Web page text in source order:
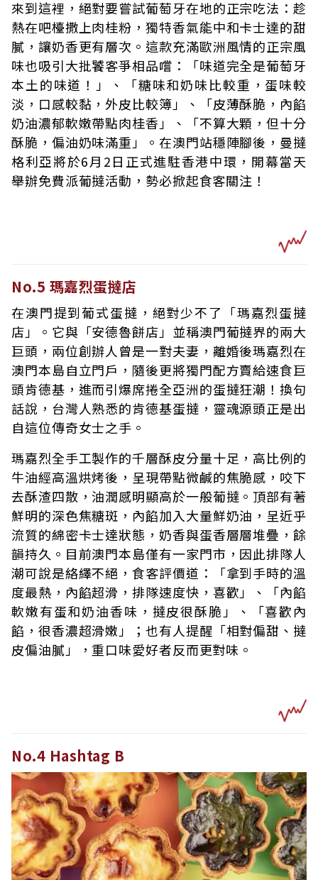
來到這裡，絕對要嘗試葡萄牙在地的正宗吃法：趁
熱在吧檯撒上肉桂粉，獨特香氣能中和卡士達的甜
膩，讓奶香更有層次。這款充滿歐洲風情的正宗風
味也吸引大批饕客爭相品嚐：「味道完全是葡萄牙
本土的味道！」、「糖味和奶味比較重，蛋味較
淡，口感較黏，外皮比較簿」、「皮薄酥脆，內餡
奶油濃郁軟嫩帶點肉桂香」、「不算大顆，但十分
酥脆，偏油奶味滿重」。在澳門站穩陣腳後，曼撻
格利亞將於6月2日正式進駐香港中環，開幕當天
舉辦免費派葡撻活動，勢必掀起食客關注！
No.5 瑪嘉烈蛋撻店
在澳門提到葡式蛋撻，絕對少不了「瑪嘉烈蛋撻
店」。它與「安德魯餅店」並稱澳門葡撻界的兩大
巨頭，兩位創辦人曾是一對夫妻，離婚後瑪嘉烈在
澳門本島自立門戶，隨後更將獨門配方賣給速食巨
頭肯德基，進而引爆席捲全亞洲的蛋撻狂潮！換句
話說，台灣人熟悉的肯德基蛋撻，靈魂源頭正是出
自這位傳奇女士之手。
瑪嘉烈全手工製作的千層酥皮分量十足，高比例的
牛油經高溫烘烤後，呈現帶點微鹹的焦脆感，咬下
去酥渣四散，油潤感明顯高於一般葡撻。頂部有著
鮮明的深色焦糖斑，內餡加入大量鮮奶油，呈近乎
流質的綿密卡士達狀態，奶香與蛋香層層堆疊，餘
韻持久。目前澳門本島僅有一家門市，因此排隊人
潮可說是絡繹不絕，食客評價道：「拿到手時的溫
度最熱，內餡超滑，排隊速度快，喜歡」、「內餡
軟嫩有蛋和奶油香味，撻皮很酥脆」、「喜歡內
餡，很香濃超滑嫩」；也有人提醒「相對偏甜、撻
皮偏油膩」，重口味愛好者反而更對味。
No.4 Hashtag B